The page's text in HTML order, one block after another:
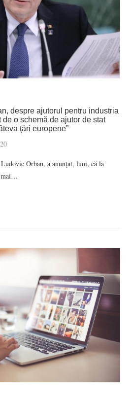
despre ajutorul pentru industria
de o schemă de ajutor de stat
ţări europene”
Orban, a anunţat, luni, că la
mai…